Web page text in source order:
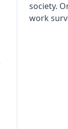
society.
work